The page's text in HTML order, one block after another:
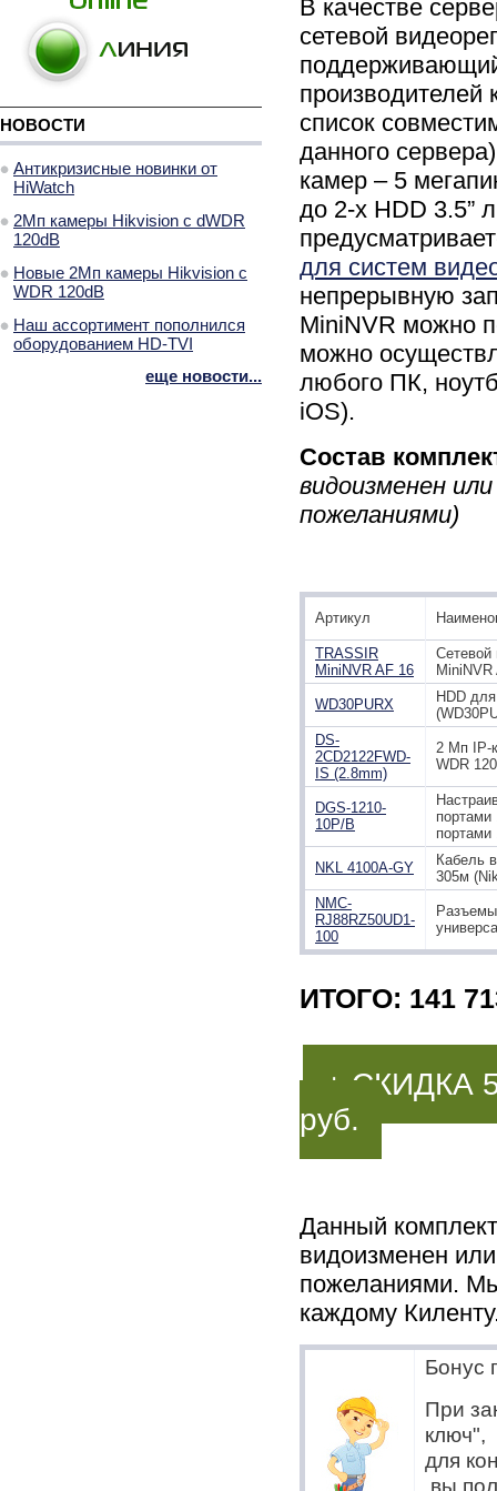
В качестве
сетевой
производителей
список
данного
камер – 5
до 2-х HDD 3.5”
для систем
непрерывную
MiniNVR можно
можно
любого ПК,
iOS).
Состав
видоизменен
пожеланиями)
Артикул
TRASSIR
MiniNVR AF 16
Сетевой
MiniNVR
WD30PURX
HDD
DS-
2CD2122FWD-
IS (2.8mm)
2 Мп IP-
WDR
DGS-1210-
10P/B
портами
портами
NKL 4100A-GY
Кабель
305м
NMC-
RJ88RZ50UD1-
100
ИТОГО: 141
+ СКИДКА
руб.
Данный
видоизменен
пожеланиями.
каждому
Бонус
При
ключ",
для
вы
НОВОСТИ
Антикризисные новинки от
HiWatch
2Мп камеры Hikvision с dWDR
120dB
Новые 2Мп камеры Hikvision с
WDR 120dB
Наш ассортимент пополнился
оборудованием HD-TVI
еще новости...